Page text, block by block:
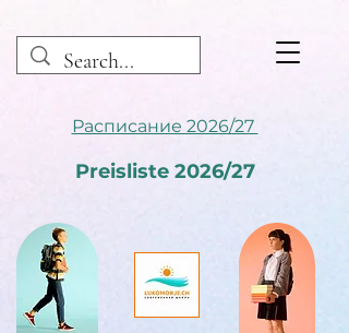
Расписание 2026/27
Preisliste 2026/27